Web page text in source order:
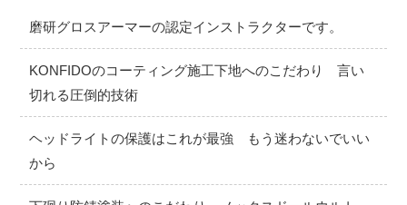
磨研グロスアーマーの認定インストラクターです。
KONFIDOのコーティング施工下地へのこだわり 言い
切れる圧倒的技術
ヘッドライトの保護はこれが最強 もう迷わないでいい
から